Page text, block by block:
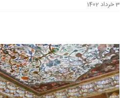
3 خرداد 1402